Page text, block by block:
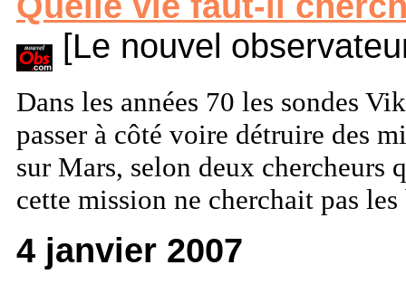
[Le nouvel
Dans les années 70 les sondes
passer à côté voire détruire des
sur Mars, selon deux chercheurs
cette mission ne cherchait pas
4 janvier 2007